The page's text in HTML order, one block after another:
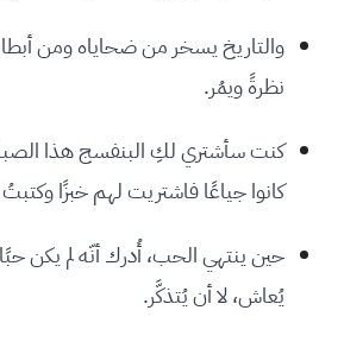
والتاريخ يسخر من ضحاياه ومن
نظرةً ويمُر.
‏كنت سأشتري لكِ البنفسج هذا
كانوا جياعًا فاشتريت لهم خبزًا
‏حين ينتهي الحب، أُدرك أنّه لم يكن
يُعاش، لا أن يُتذكَّر.